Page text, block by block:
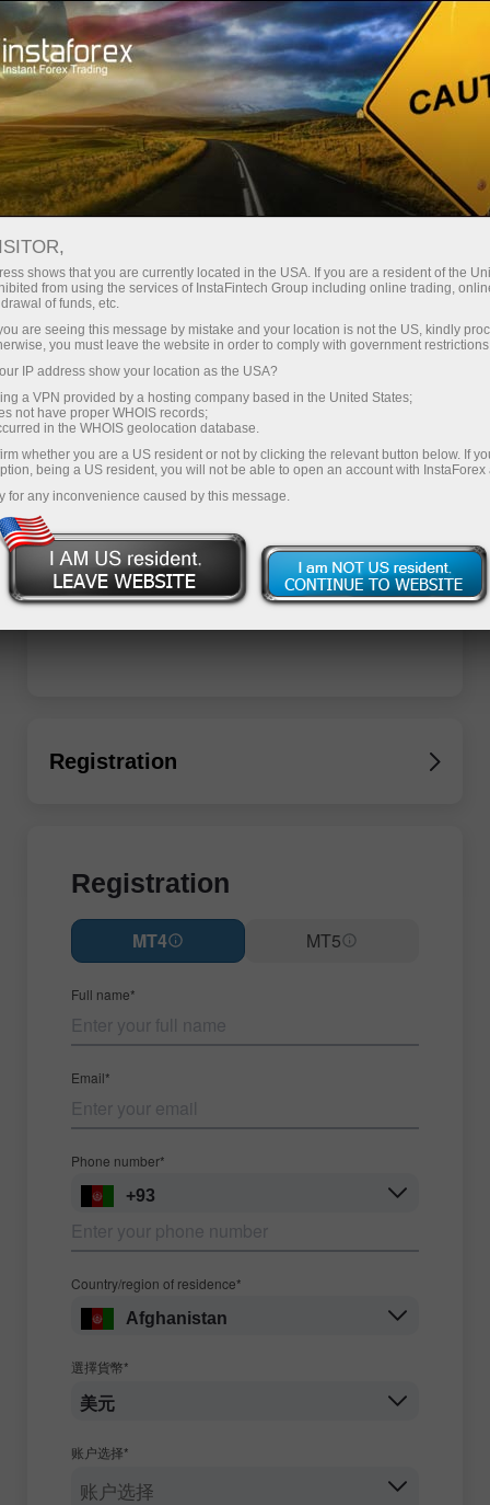
对于交易员 开立账户 立即开通账户
Open account with
InstaForex
Account registration will not take much time and
will give a beginner ample opportunities for a
successful start on Forex. You will be able to
use a welcome bonus, which will double your
deposit!
Registration
Registration
MT4 MT5
Full name*
Email*
Phone number*
+93
Country/region of residence*
Afghanistan
選擇貨幣*
美元
账户选择*
账户选择
shows that you are currently located in the USA. If you are a resident of the
from using the services of InstaFintech Group including online trading,
of funds, etc.
are seeing this message by mistake and your location is not the US, kindly
you must leave the website in order to comply with government
IP address show your location as the USA?
a VPN provided by a hosting company based in the United States;
not have proper WHOIS records;
in the WHOIS geolocation database.
whether you are a US resident or not by clicking the relevant button below. If
being a US resident, you will not be able to open an account with InstaForex
for any inconvenience caused by this message.